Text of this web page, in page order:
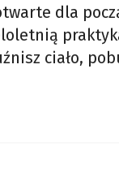
dla
ciało,